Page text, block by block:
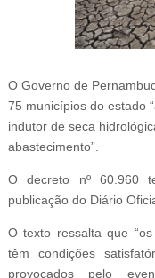
O Governo de
75 municípios do estado
indutor de seca
abastecimento”.
O decreto nº 60.960
publicação do Diário
O texto ressalta que
têm condições
provocados pelo